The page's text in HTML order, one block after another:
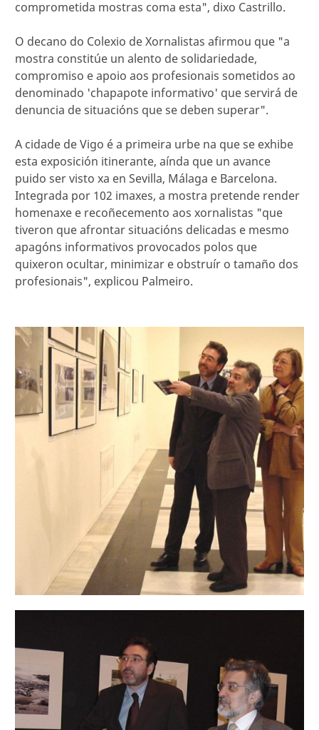
comprometida mostras coma esta", dixo Castrillo.
O decano do Colexio de Xornalistas afirmou que "a
mostra constitúe un alento de solidariedade,
compromiso e apoio aos profesionais sometidos ao
denominado 'chapapote informativo' que servirá de
denuncia de situacións que se deben superar".
A cidade de Vigo é a primeira urbe na que se exhibe
esta exposición itinerante, aínda que un avance
puido ser visto xa en Sevilla, Málaga e Barcelona.
Integrada por 102 imaxes, a mostra pretende render
homenaxe e recoñecemento aos xornalistas "que
tiveron que afrontar situacións delicadas e mesmo
apagóns informativos provocados polos que
quixeron ocultar, minimizar e obstruír o tamaño dos
profesionais", explicou Palmeiro.